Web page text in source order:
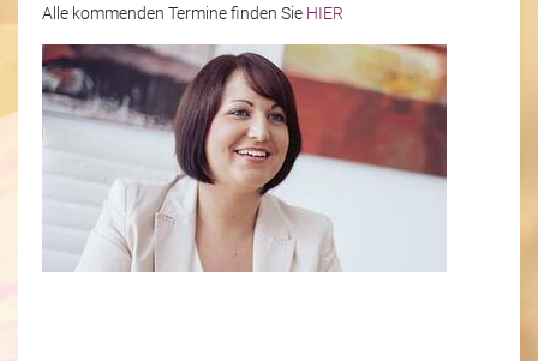
Alle kommenden Termine finden Sie HIER